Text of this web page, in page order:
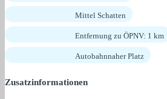
Mittel Schatten
Entfernung zu ÖPNV: 1 km
Autobahnnaher Platz
Zusatzinformationen